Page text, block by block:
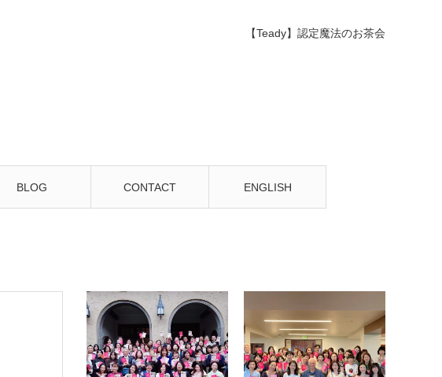
BLOG CONTACT ENGLISH
【Teady】認定魔法のお茶会